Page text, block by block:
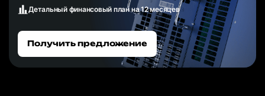
Детальный финансовый план на 12 месяцев
Получить предложение